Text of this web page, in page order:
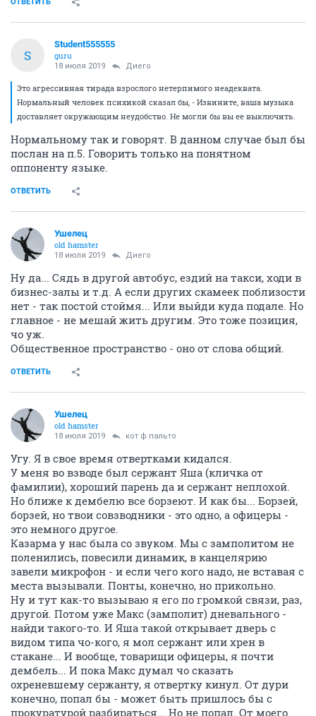
S
Student555555
guru
18 июля 2019 Диего
Это агрессивная тирада взрослого нетерпимого неадеквата.
Нормальный человек психикой сказал бы, - Извините, ваша музыка
доставляет окружающим неудобство. Не могли бы вы ее выключить.
Нормальному так и говорят. В данном случае был бы
послан на п.5. Говорить только на понятном
оппоненту языке.
ОТВЕТИТЬ
Ушелец
old hamster
18 июля 2019 Диего
Ну да... Сядь в другой автобус, ездий на такси, ходи в
бизнес-залы и т.д. А если других скамеек поблизости
нет - так постой стоймя... Или выйди куда подале. Но
главное - не мешай жить другим. Это тоже позиция,
чо уж.
Общественное пространство - оно от слова общий.
ОТВЕТИТЬ
Ушелец
old hamster
18 июля 2019 кот ф пальто
Угу. Я в свое время отвертками кидался.
У меня во взводе был сержант Яша (кличка от
фамилии), хороший парень да и сержант неплохой.
Но ближе к дембелю все борзеют. И как бы... Борзей,
борзей, но твои совзводники - это одно, а офицеры -
это немного другое.
Казарма у нас была со звуком. Мы с замполитом не
поленились, повесили динамик, в канцелярию
завели микрофон - и если чего кого надо, не вставая с
места вызывали. Понты, конечно, но прикольно.
Ну и тут как-то вызываю я его по громкой связи, раз,
другой. Потом уже Макс (замполит) дневального -
найди такого-то. И Яша такой открывает дверь с
видом типа чо-кого, я мол сержант или хрен в
стакане... И вообще, товарищи офицеры, я почти
дембель... И пока Макс думал чо сказать
охреневшему сержанту, я отвертку кинул. От дури
конечно, попал бы - может быть пришлось бы с
прокуратурой разбираться... Но не попал. От моего